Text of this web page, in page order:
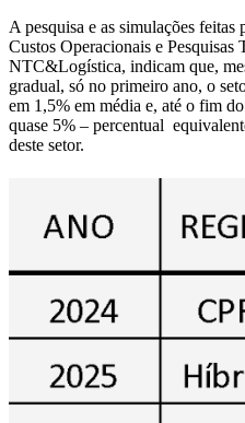
A pesquisa e as simulações
Custos Operacionais e Pesquisas
NTC&Logística, indicam que,
gradual, só no primeiro ano, o
em 1,5% em média e, até o fim
quase 5% – percentual
deste setor.